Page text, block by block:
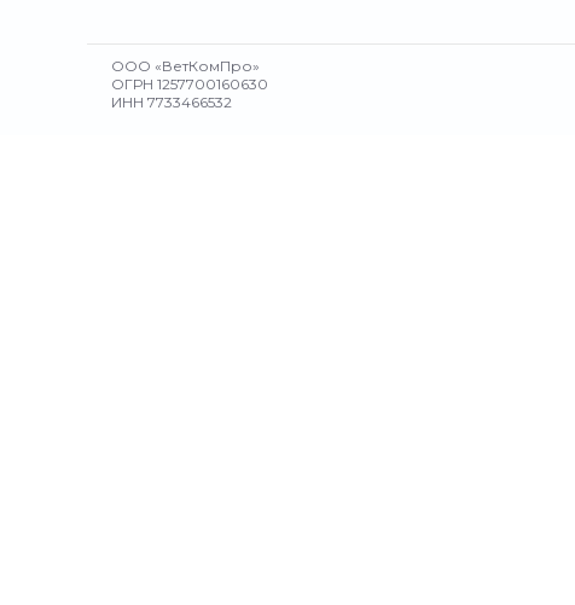
ООО «ВетКомПро»
ОГРН 1257700160630
ИНН 7733466532